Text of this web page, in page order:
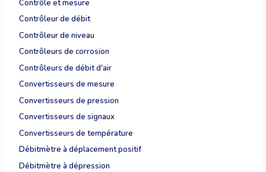
Contrôle et mesure
Contrôleur de débit
Contrôleur de niveau
Contrôleurs de corrosion
Contrôleurs de débit d'air
Convertisseurs de mesure
Convertisseurs de pression
Convertisseurs de signaux
Convertisseurs de température
Débitmètre à déplacement positif
Débitmètre à dépression